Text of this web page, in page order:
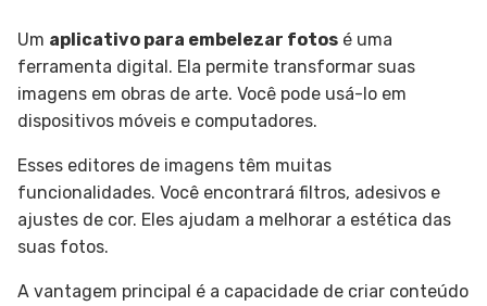
Um aplicativo para embelezar fotos é uma
ferramenta digital. Ela permite transformar suas
imagens em obras de arte. Você pode usá-lo em
dispositivos móveis e computadores.
Esses editores de imagens têm muitas
funcionalidades. Você encontrará filtros, adesivos e
ajustes de cor. Eles ajudam a melhorar a estética das
suas fotos.
A vantagem principal é a capacidade de criar conteúdo